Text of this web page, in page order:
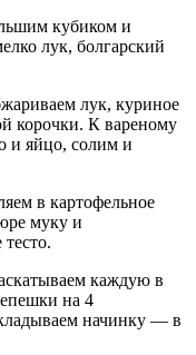
кубиком и
лук, болгарский
лук, куриное
корочки. К вареному
и яйцо, солим и
в картофельное
муку и
каждую в
на 4
начинку — в